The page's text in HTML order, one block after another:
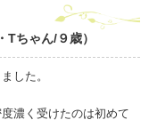
ちゃん/９歳）
した。
濃く受けたのは初めて